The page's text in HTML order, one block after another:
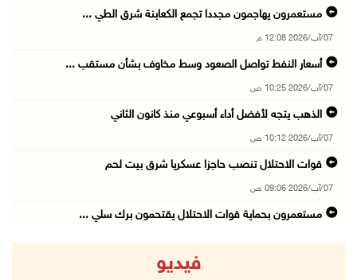
مستعمرون يهاجمون مجددا تجمع الكعابنة شرق الطي ...
07/آب/2026 12:08 م
أسعار النفط تواصل الصعود وسط مخاوف بشأن مستقب ...
07/آب/2026 10:25 ص
الذهب يتجه لأفضل أداء أسبوعي منذ كانون الثاني
07/آب/2026 10:12 ص
قوات الاحتلال تنصب حاجزا عسكريا شرق بيت لحم
07/آب/2026 09:06 ص
مستعمرون بحماية قوات الاحتلال يقتحمون برك سلي ...
الاحتلال يقتحم بلدة طمون جنوب طوباس
فيديو